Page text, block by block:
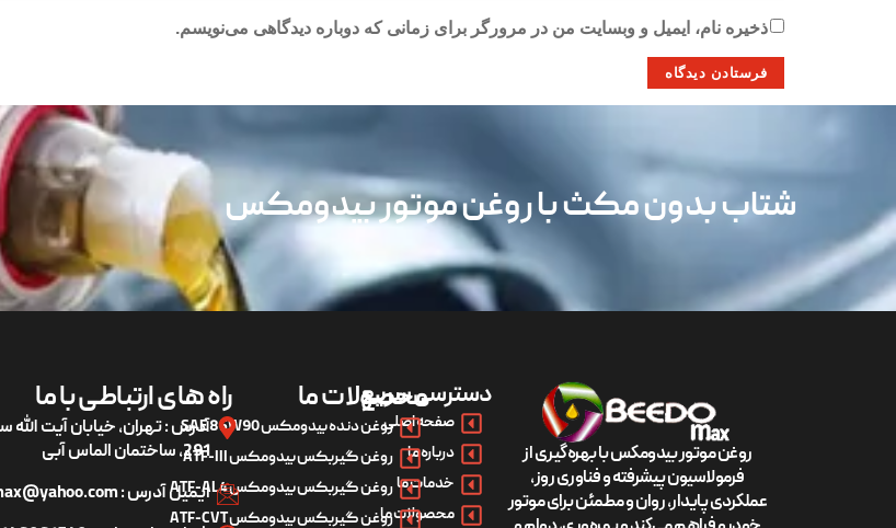
ذخیره نام، ایمیل و وبسایت من در مرورگر برای زمانی که دوباره دیدگاهی می‌نویسم.
شتاب بدون مکث با روغن موتور بیدومکس
روغن موتور بیدومکس با بهره‌گیری از
فرمولاسیون پیشرفته و فناوری روز،
عملکردی پایدار، روان و مطمئن برای موتور
دسترسی سریع
صفحه اصلی
درباره ما
خدمات ما
محصولات ما
محصولات ما
روغن دنده بیدومکس SAE 85W90
روغن گیربکس بیدومکس ATF-III
روغن گیربکس بیدومکس ATF-AL4
روغن گیربکس بیدومکس ATF-CVT
راه های ارتباطی با ما
آدرس : تهران، خیابان آیت
291، ساختمان الماس آبی
ایمیل آدرس : beedo-max@yahoo.com